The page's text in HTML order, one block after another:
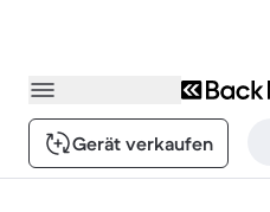
Gerät verkaufen